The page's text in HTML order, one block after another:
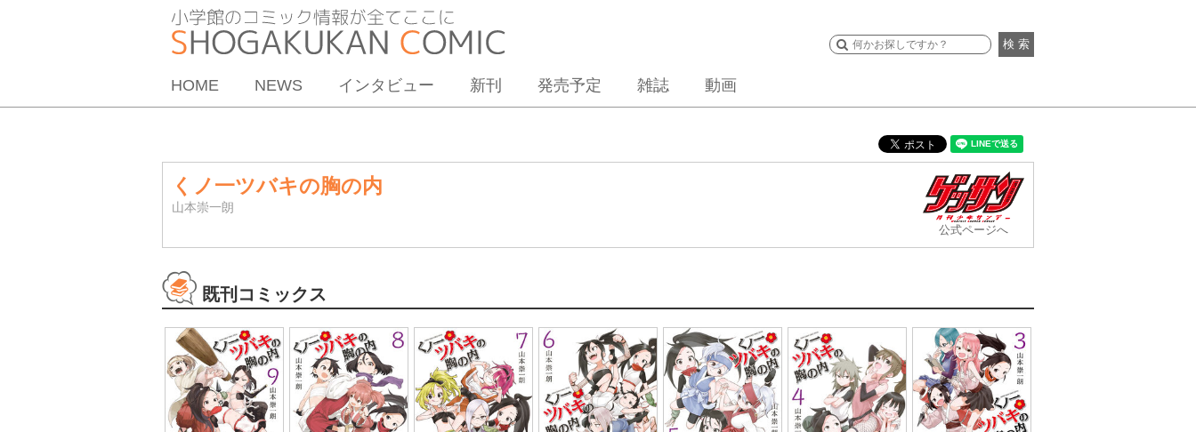
検 索
HOME NEWS インタビュー 新刊 発売予定 雑誌 動画
くノ一ツバキの胸の内
山本崇一朗
公式ページへ
既刊コミックス